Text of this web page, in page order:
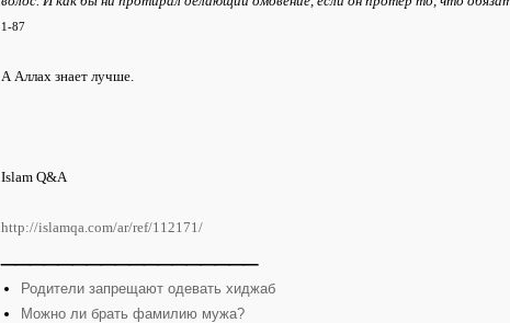
1-87
А Аллах знает лучше.
Islam Q&A
http://islamqa.com/ar/ref/112171/
Родители запрещают одевать хиджаб
Можно ли брать фамилию мужа?